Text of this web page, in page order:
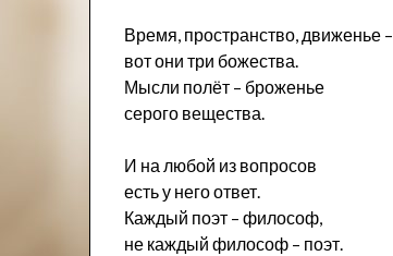
Время, пространство, движенье –
вот они три божества.
Мысли полёт – броженье
серого вещества.
И на любой из вопросов
есть у него ответ.
Каждый поэт – философ,
не каждый философ – поэт.